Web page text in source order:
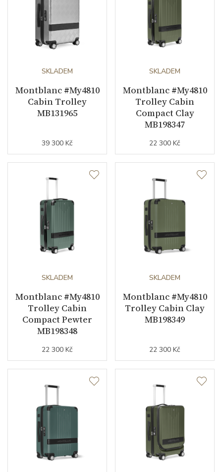
SKLADEM
Montblanc #My4810
Cabin Trolley
MB131965
39 300 Kč
SKLADEM
Montblanc #My4810
Trolley Cabin
Compact Clay
MB198347
22 300 Kč
SKLADEM
Montblanc #My4810
Trolley Cabin
Compact Pewter
MB198348
22 300 Kč
SKLADEM
Montblanc #My4810
Trolley Cabin Clay
MB198349
22 300 Kč